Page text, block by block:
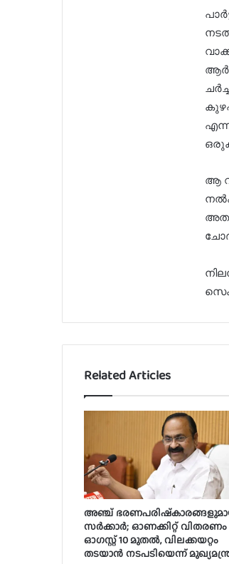
ആ
Related Articles
അഞ്ച്
സർക്കാർ; ഓണക്കിറ്റ് വിതരണം
ഓഗസ്റ്റ് 10 മുതൽ, വിലക്കയറ്റം
തടയാൻ നടപടിയെന്ന്